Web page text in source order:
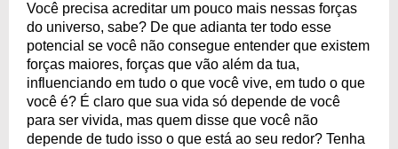
Você precisa acreditar um pouco mais nessas forças
do universo, sabe? De que adianta ter todo esse
potencial se você não consegue entender que existem
forças maiores, forças que vão além da tua,
influenciando em tudo o que você vive, em tudo o que
você é? É claro que sua vida só depende de você
para ser vivida, mas quem disse que você não
depende de tudo isso o que está ao seu redor? Tenha